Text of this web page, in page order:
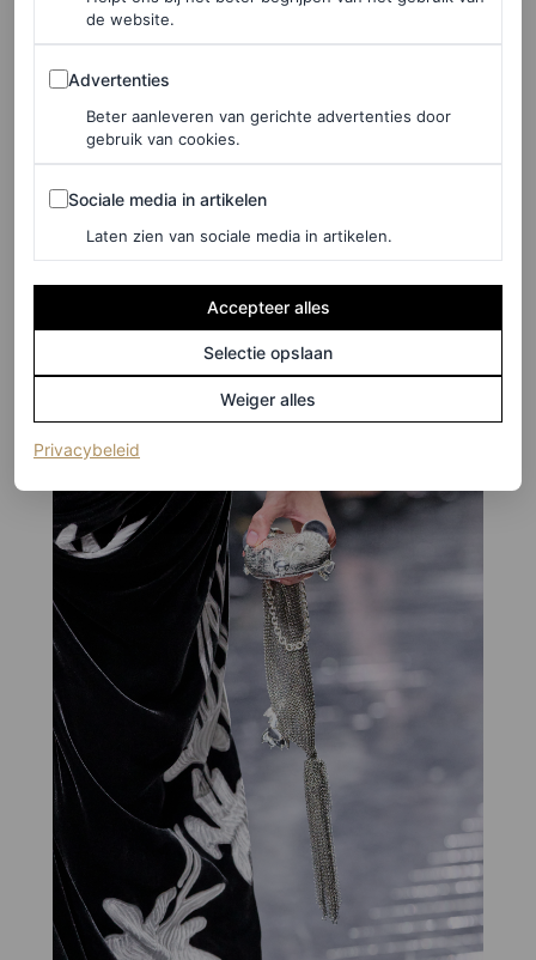
©LAUNCHMETRICS/SPOTLIGHT
6/14
Dior lente/zomer 2026 couture
de website.
Advertenties
Advertenties
Beter aanleveren van gerichte advertenties door
gebruik van cookies.
Sociale media in artikelen
Sociale media in artikelen
Laten zien van sociale media in artikelen.
Accepteer alles
Selectie opslaan
Weiger alles
Privacybeleid